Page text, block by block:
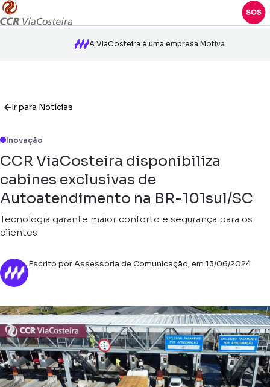
A ViaCosteira é uma empresa Motiva
Ir para Notícias
Inovação
CCR ViaCosteira disponibiliza
cabines exclusivas de
Autoatendimento na BR-101sul/SC
Tecnologia garante maior conforto e segurança para os
clientes
Escrito por Assessoria de Comunicação, em 13/06/2024